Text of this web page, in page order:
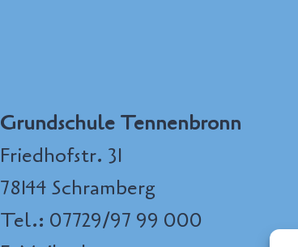
Grundschule Tennenbronn
Friedhofstr. 31
78144 Schramberg
Tel.: 07729/97 99 000